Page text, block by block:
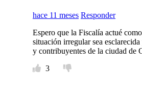
hace 11 meses Responder
Espero que la Fiscalía actué
situación irregular sea
y contribuyentes de la ciudad de
3